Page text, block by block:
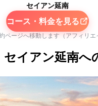
セイアン延南
コース・料金を見る
ページへ移動します（アフィリエ
セイアン延南へ